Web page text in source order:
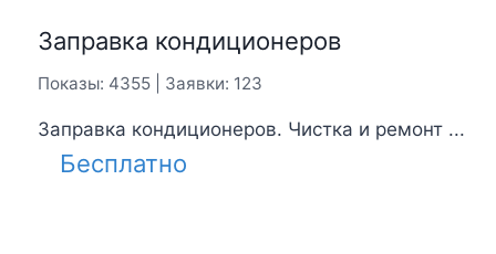
Заправка кондиционеров
Показы: 4355 | Заявки: 123
Заправка кондиционеров. Чистка и ремонт ...
Бесплатно